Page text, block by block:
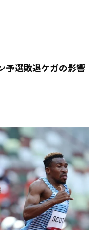
予選敗退ケガの影響